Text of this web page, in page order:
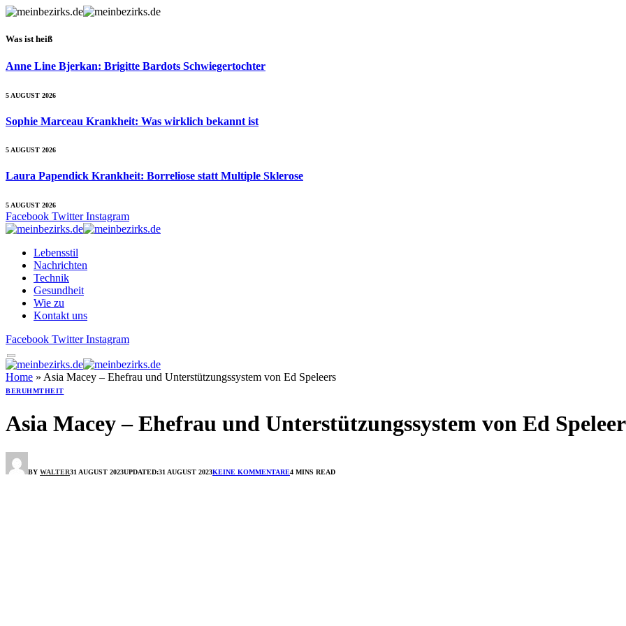
Was ist heiß
Anne Line Bjerkan: Brigitte Bardots Schwiegertochter
5 AUGUST 2026
Sophie Marceau Krankheit: Was wirklich bekannt ist
5 AUGUST 2026
Laura Papendick Krankheit: Borreliose statt Multiple Sklerose
5 AUGUST 2026
Facebook Twitter Instagram
Lebensstil
Nachrichten
Technik
Gesundheit
Wie zu
Kontakt uns
Facebook Twitter Instagram
Home » Asia Macey – Ehefrau und Unterstützungssystem von Ed Speleers
BERUHMTHEIT
Asia Macey – Ehefrau und Unterstützungssystem von Ed
BY WALTER31 AUGUST 2023UPDATED:31 AUGUST 2023KEINE KOMMENTARE4 MINS READ